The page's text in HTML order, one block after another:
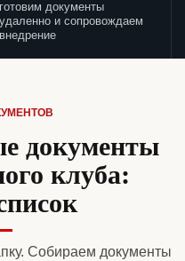
готовим документы
удаленно и сопровождаем
внедрение
документы
клуба:
Собираем документы